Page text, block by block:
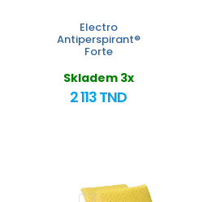
Electro
Antiperspirant®
Forte
Skladem 3x
2 113 TND